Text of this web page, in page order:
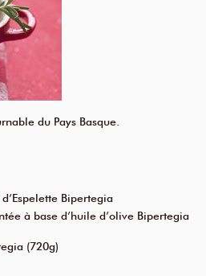
du Pays Basque.
Bipertegia
à base d’huile d’olive Bipertegia
(720g)